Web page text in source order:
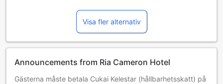
Visa fler alternativ
Announcements from Ria Cameron Hotel
Gästerna måste betala Cukai Kelestar (hållbarhetsskatt) på